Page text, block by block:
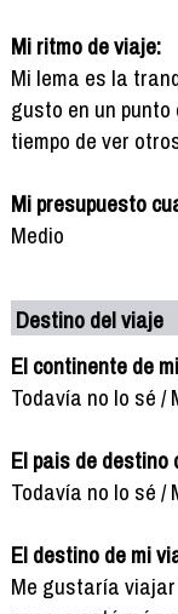
Mi ritmo de viaje:
Mi lema es la
gusto en un
tiempo de ver
Mi presupuesto
Medio
Destino del viaje
El continente de
Todavía no lo sé /
El pais de destino
Todavía no lo sé /
El destino de mi
Me gustaría